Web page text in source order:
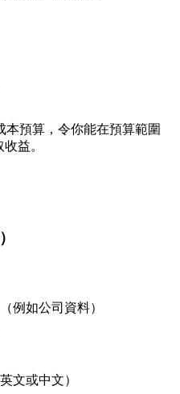
預算，令你能在預算範圍
益。
例如公司資料）
文或中文）